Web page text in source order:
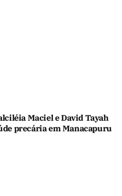
Maciel e David Tayah
precária em Manacapuru